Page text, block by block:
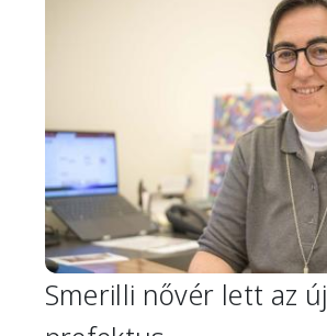
Smerilli nővér lett az új